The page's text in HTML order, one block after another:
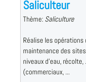
Saliculteur
Thème: Saliculture
Réalise les
maintenance des
niveaux d'eau,
(commerciaux, ...